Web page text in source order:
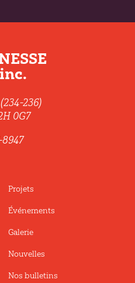
236)
0G7
8947
Projets
Événements
Galerie
Nouvelles
Nos bulletins